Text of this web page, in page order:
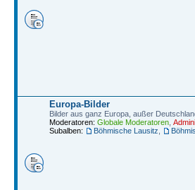
Europa-Bilder
Bilder aus ganz Europa, außer
Moderatoren: Globale Moderatoren
Subalben:
Böhmische Lausitz